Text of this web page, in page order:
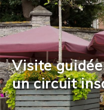
Visite guidée
un circuit